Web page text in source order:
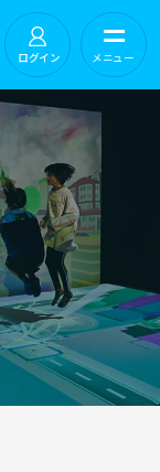
ログイン メニュー